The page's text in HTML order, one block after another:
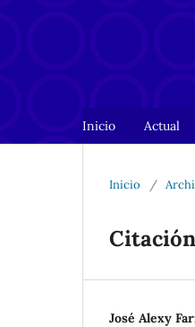
Inicio Actual
Inicio /
José Alexy